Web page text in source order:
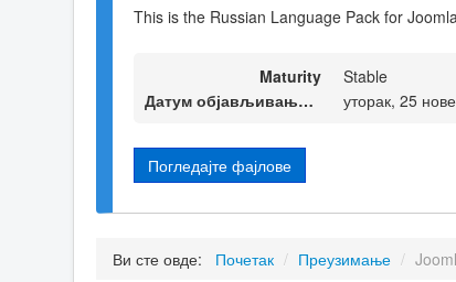
This is the Russian Language Pack for
Maturity
Stable
Датум објављивања верзије
уторак, 25
Погледајте фајлове
Ви сте овде: Почетак / Преузимање /